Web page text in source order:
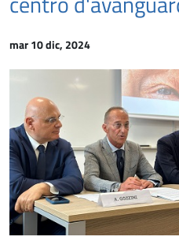
mar 10 dic, 2024